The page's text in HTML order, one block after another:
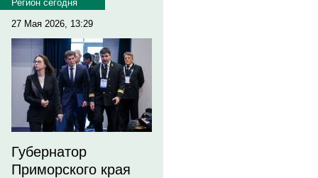
Регион сегодня
27 Мая 2026, 13:29
Губернатор
Приморского края